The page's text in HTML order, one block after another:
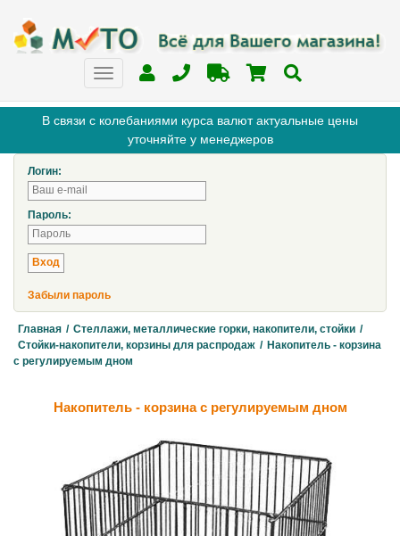
В связи с колебаниями курса валют актуальные цены
уточняйте у менеджеров
Логин:
Пароль:
Забыли пароль
Главная / Стеллажи, металлические горки, накопители, стойки /
Стойки-накопители, корзины для распродаж / Накопитель - корзина
с регулируемым дном
Накопитель - корзина с регулируемым дном